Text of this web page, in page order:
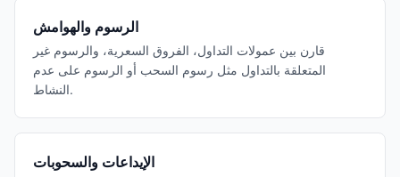
الرسوم والهوامش
قارن بين عمولات التداول، الفروق السعرية، والرسوم غير
المتعلقة بالتداول مثل رسوم السحب أو الرسوم على عدم
النشاط.
الإيداعات والسحوبات